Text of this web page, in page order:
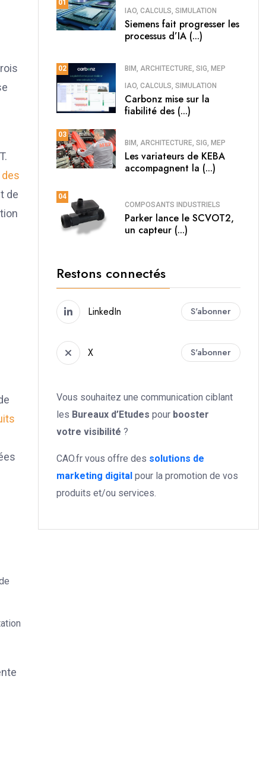
de
01
IAO, CALCULS, SIMULATION
Siemens fait progresser les
processus d’IA (...)
02 BIM, ARCHITECTURE, SIG, MEP
IAO, CALCULS, SIMULATION
Carbonz mise sur la
fiabilité des (...)
03
BIM, ARCHITECTURE, SIG, MEP
Les variateurs de KEBA
accompagnent la (...)
04
COMPOSANTS INDUSTRIELS
Parker lance le SCVOT2,
un capteur (...)
Restons connectés
LinkedIn S'abonner
X S'abonner
Vous souhaitez une communication ciblant
les Bureaux d’Etudes pour booster
votre visibilité ?
CAO.fr vous offre des solutions de
marketing digital pour la promotion de vos
produits et/ou services.